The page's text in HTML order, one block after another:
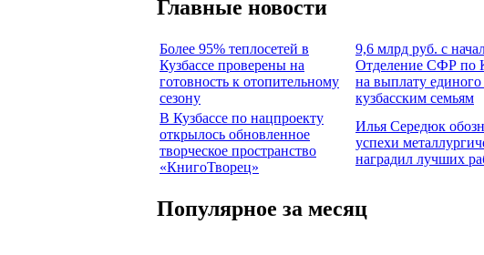
Главные новости
Более 95% теплосетей в
Кузбассе проверены на
готовность к отопительному
сезону
9,6 млрд руб. с
Отделение СФР по
на выплату
кузбасским семьям
В Кузбассе по нацпроекту
открылось обновленное
творческое пространство
«КнигоТворец»
Илья Середюк
успехи
наградил лучших
Популярное за месяц